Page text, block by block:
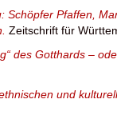
Schöpfer Pfaffen,
Zeitschrift für
des Gotthards –
und